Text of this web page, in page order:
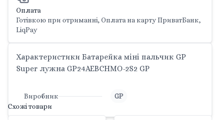
Оплата
Готівкою при отриманні, Оплата на карту ПриватБанк,
LiqPay
Характеристики Батарейка міні пальчик GP
Super лужна GP24AEBCHMO-2S2 GP
Виробник
GP
Схожі товари